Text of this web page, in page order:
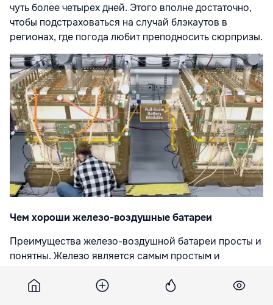
чуть более четырех дней. Этого вполне достаточно,
чтобы подстраховаться на случай блэкаутов в
регионах, где погода любит преподносить сюрпризы.
Чем хороши железо-воздушные батареи
Преимущества железо-воздушной батареи просты и
понятны. Железо является самым простым и
железо абсолютно безопасно и экологично.